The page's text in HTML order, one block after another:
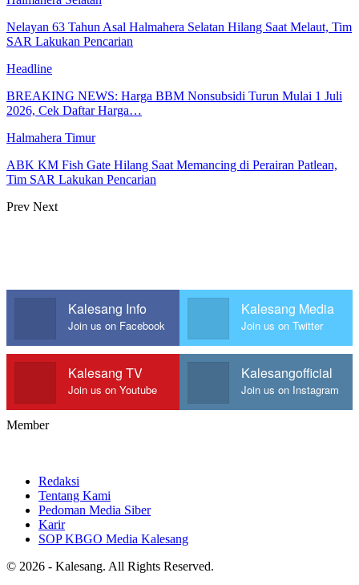
Nelayan 63 Tahun Asal Halmahera Selatan Hilang Saat Melaut, Tim
SAR Lakukan Pencarian
Headline
BREAKING NEWS: Harga BBM Nonsubsidi Turun Mulai 1 Juli
2026, Cek Daftar Harga…
Halmahera Timur
ABK KM Fish Gate Hilang Saat Memancing di Perairan Patlean,
Tim SAR Lakukan Pencarian
Prev Next
Kalesang Info
Join us on Facebook
Kalesang Media
Join us on Twitter
Kalesang TV
Join us on Youtube
Kalesangofficial
Join us on Instagram
Member
Redaksi
Tentang Kami
Pedoman Media Siber
Karir
SOP KBGO Media Kalesang
© 2026 - Kalesang. All Rights Reserved.